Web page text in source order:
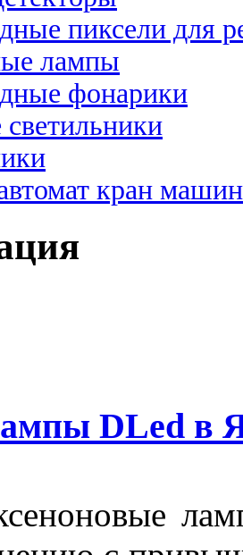
пиксели для
лампы
фонарики
кран
DLed в